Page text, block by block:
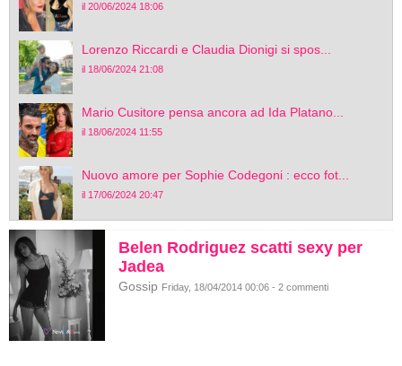
il 20/06/2024 18:06
Lorenzo Riccardi e Claudia Dionigi si spos...
il 18/06/2024 21:08
Mario Cusitore pensa ancora ad Ida Platano...
il 18/06/2024 11:55
Nuovo amore per Sophie Codegoni : ecco fot...
il 17/06/2024 20:47
Belen Rodriguez scatti sexy per
Jadea
Gossip Friday, 18/04/2014 00:06 - 2 commenti